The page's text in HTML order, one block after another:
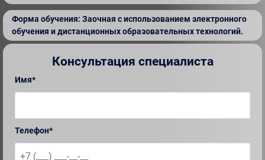
Форма обучения: Заочная с использованием электронного
обучения и дистанционных образовательных технологий.
Консультация специалиста
Имя*
Телефон*